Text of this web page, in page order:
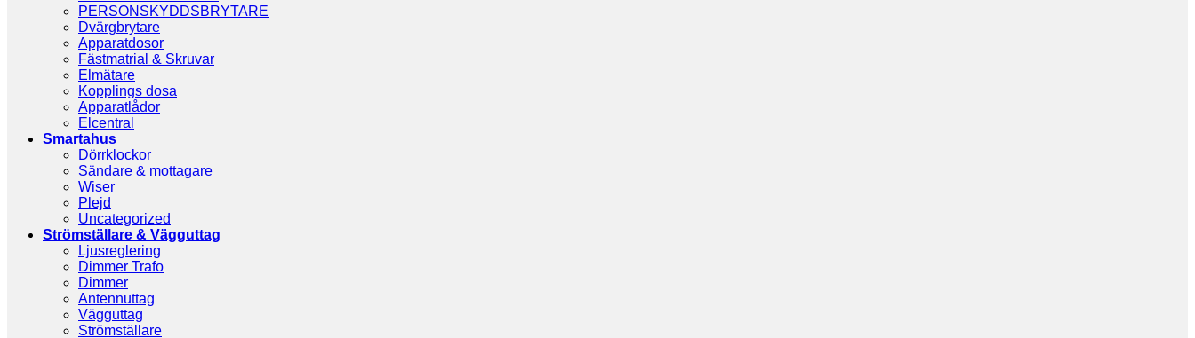
PERSONSKYDDSBRYTARE
Dvärgbrytare
Apparatdosor
Fästmatrial & Skruvar
Elmätare
Kopplings dosa
Apparatlådor
Elcentral
Smartahus
Dörrklockor
Sändare & mottagare
Wiser
Plejd
Uncategorized
Strömställare & Vägguttag
Ljusreglering
Dimmer Trafo
Dimmer
Antennuttag
Vägguttag
Strömställare